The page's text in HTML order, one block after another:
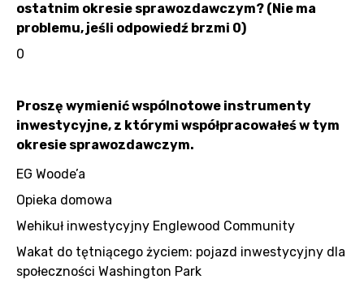
ostatnim okresie sprawozdawczym? (Nie ma
problemu, jeśli odpowiedź brzmi 0)
0
Proszę wymienić wspólnotowe instrumenty
inwestycyjne, z którymi współpracowałeś w tym
okresie sprawozdawczym.
EG Woode’a
Opieka domowa
Wehikuł inwestycyjny Englewood Community
Wakat do tętniącego życiem: pojazd inwestycyjny dla
społeczności Washington Park